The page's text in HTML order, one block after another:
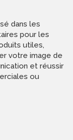
dans les
pour les
utiles,
votre image de
et réussir
ou